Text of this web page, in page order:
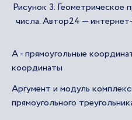
Рисунок 3. Геометрическое
числа. Автор24 —
А - прямоугольные
координаты
Аргумент и модуль
прямоугольного